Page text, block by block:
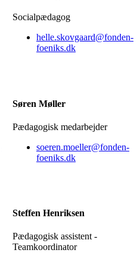
Socialpædagog
helle.skovgaard@fonden-
foeniks.dk
Søren Møller
Pædagogisk medarbejder
soeren.moeller@fonden-
foeniks.dk
Steffen Henriksen
Pædagogisk assistent -
Teamkoordinator